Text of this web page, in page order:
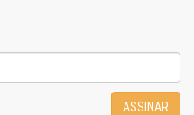
ASSINAR